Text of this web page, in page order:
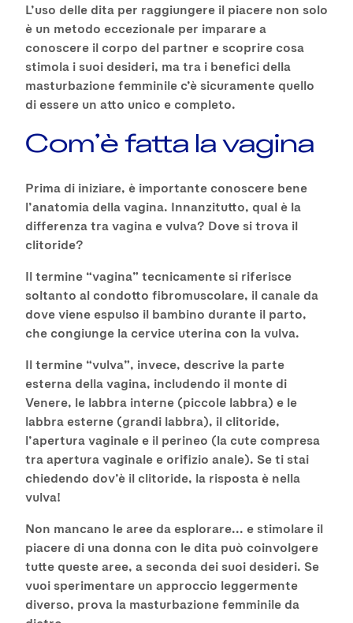
L’uso delle dita per raggiungere il piacere non solo
è un metodo eccezionale per imparare a
conoscere il corpo del partner e scoprire cosa
stimola i suoi desideri, ma tra i benefici della
masturbazione femminile c’è sicuramente quello
di essere un atto unico e completo.
Com’è fatta la vagina
Prima di iniziare, è importante conoscere bene
l’anatomia della vagina. Innanzitutto, qual è la
differenza tra vagina e vulva? Dove si trova il
clitoride?
Il termine “vagina” tecnicamente si riferisce
soltanto al condotto fibromuscolare, il canale da
dove viene espulso il bambino durante il parto,
che congiunge la cervice uterina con la vulva.
Il termine “vulva”, invece, descrive la parte
esterna della vagina, includendo il monte di
Venere, le labbra interne (piccole labbra) e le
labbra esterne (grandi labbra), il clitoride,
l’apertura vaginale e il perineo (la cute compresa
tra apertura vaginale e orifizio anale). Se ti stai
chiedendo dov’è il clitoride, la risposta è nella
vulva!
Non mancano le aree da esplorare... e stimolare il
piacere di una donna con le dita può coinvolgere
tutte queste aree, a seconda dei suoi desideri. Se
vuoi sperimentare un approccio leggermente
diverso, prova la masturbazione femminile da